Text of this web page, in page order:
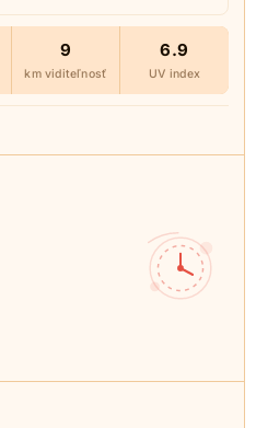
9
km viditeľnosť
6.9
UV index